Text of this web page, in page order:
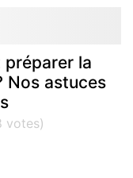
la
Nos astuces